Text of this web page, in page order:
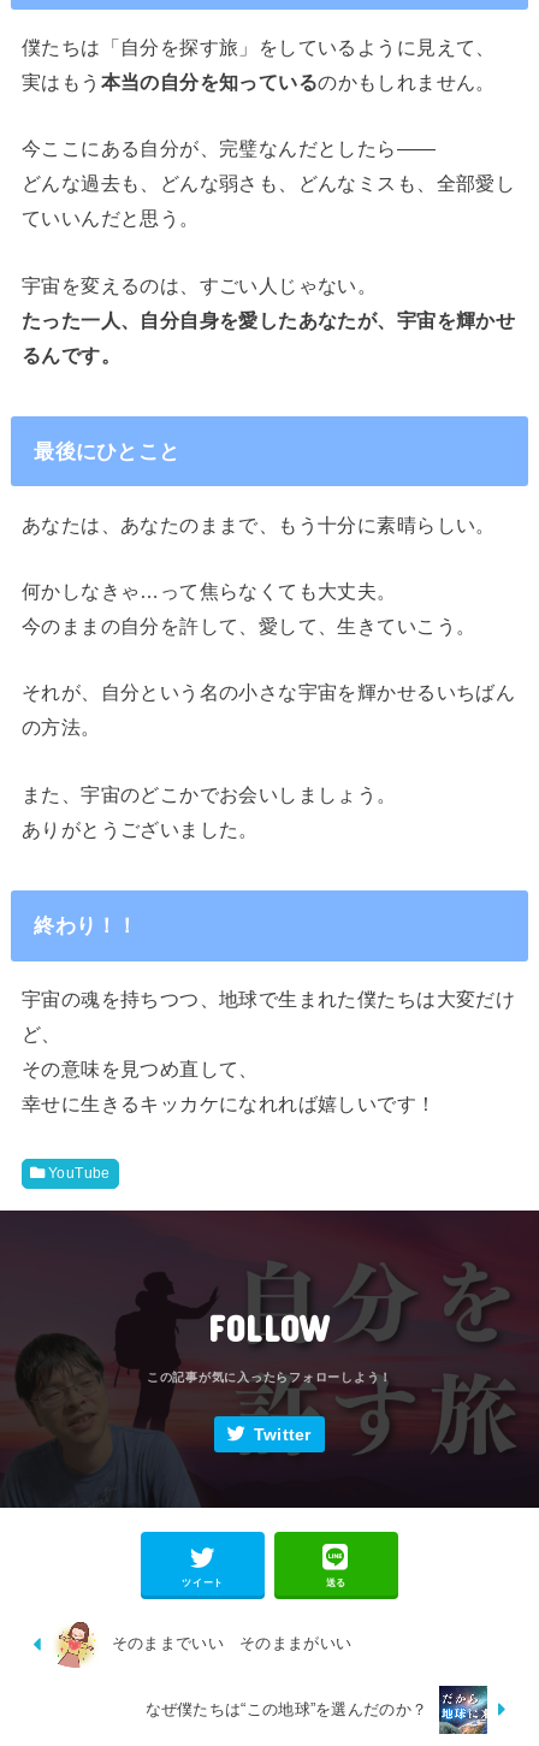
僕たちは「自分を探す旅」をしているように見えて、
実はもう 本当の自分を知っているのかもしれません。
今ここにある自分が、完璧なんだとしたら——
どんな過去も、どんな弱さも、どんなミスも、全部愛し
ていいんだと思う。
宇宙を変えるのは、すごい人じゃない。
たった一人、自分自身を愛したあなたが、宇宙を輝かせ
るんです。
最後にひとこと
あなたは、あなたのままで、もう十分に素晴らしい。
何かしなきゃ…って焦らなくても大丈夫。
今のままの自分を許して、愛して、生きていこう。
それが、自分という名の小さな宇宙を輝かせるいちばん
の方法。
また、宇宙のどこかでお会いしましょう。
ありがとうございました。
終わり！！
宇宙の魂を持ちつつ、地球で生まれた僕たちは大変だけ
ど、
その意味を見つめ直して、
幸せに生きるキッカケになれれば嬉しいです！
YouTube
FOLLOW
Twitter
ツイート 送る
そのままでいい そのままがいい
なぜ僕たちは“この地球”を選んだのか？